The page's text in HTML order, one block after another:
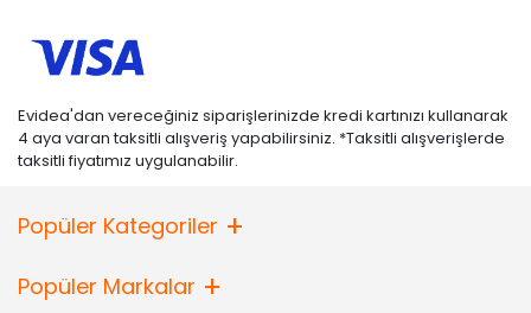
Evidea'dan vereceğiniz siparişlerinizde kredi kartınızı kullanarak
4 aya varan taksitli alışveriş yapabilirsiniz. *Taksitli alışverişlerde
taksitli fiyatımız uygulanabilir.
Popüler Kategoriler
Popüler Markalar